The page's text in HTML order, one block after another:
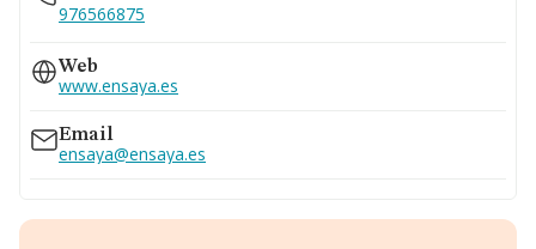
976566875
Web
www.ensaya.es
Email
ensaya@ensaya.es